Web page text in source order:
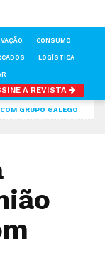
CONSUMO
LOGÍSTICA
A REVISTA
GRUPO GALEGO